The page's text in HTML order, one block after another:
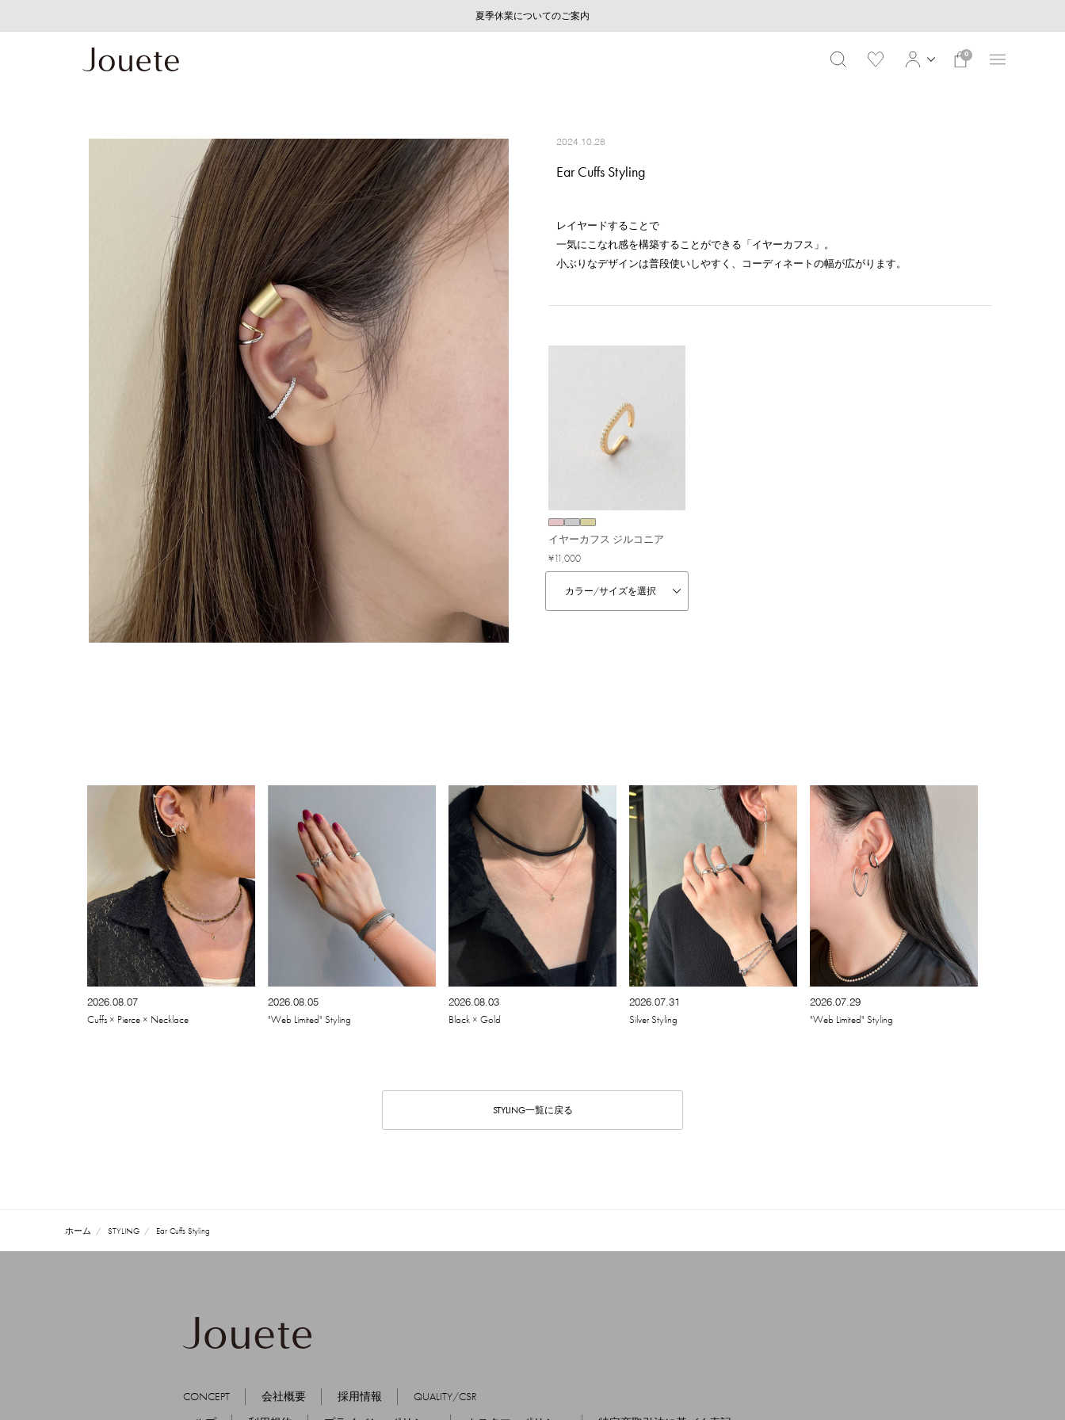
採用のご案内
ご注文いただいたお品物のお届け状況について
夏季休業についてのご案内
WEB LIMITED ITEMS >>
採用のご案内
ご注文いただいたお品物のお届け状況について
0
2024.10.28
Ear Cuffs Styling
レイヤードすることで
一気にこなれ感を構築することができる「イヤーカフス」。
小ぶりなデザインは普段使いしやすく、コーディネートの幅が広がります。
イヤーカフス ジルコニア
¥11,000
カラー/サイズを選択
2026.08.07
Cuffs × Pierce × Necklace
2026.08.05
"Web Limited" Styling
2026.08.03
Black × Gold
2026.07.31
Silver Styling
2026.07.29
"Web Limited" Styling
STYLING一覧に戻る
ホーム STYLING Ear Cuffs Styling
CONCEPT 会社概要 採用情報
QUALITY/CSR